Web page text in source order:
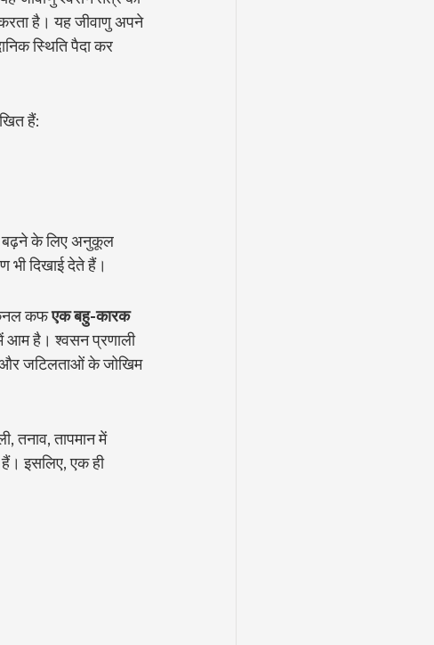
करता है। यह जीवाणु अपने
स्थिति पैदा कर
हैं:
बढ़ने के लिए अनुकूल
दिखाई देते हैं।
कैनल कफ एक बहु-कारक
आम है। श्वसन प्रणाली
और जटिलताओं के जोखिम
तनाव, तापमान में
इसलिए, एक ही